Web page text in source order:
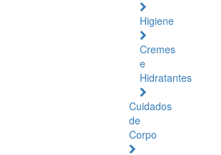
Higiene
Cremes
e
Hidratantes
Cuidados
de
Corpo